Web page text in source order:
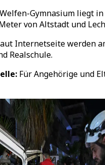
Gymnasium liegt
von Altstadt und
Internetseite werden
Realschule.
Für Angehörige und